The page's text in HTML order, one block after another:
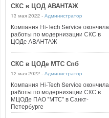
СКС в ЦОД АВАНТАЖ
13 мая 2022 - Администратор
Компания Hi-Tech Service окончила
работы по модернизации СКС в
ЦОДе АВАНТАЖ
СКС в ЦОДе МТС Спб
12 мая 2022 - Администратор
Компания Hi-Tech Service окончила
работы по модернизации СКС в
МЦОДе ПАО "МТС" в Санкт-
Петербурге